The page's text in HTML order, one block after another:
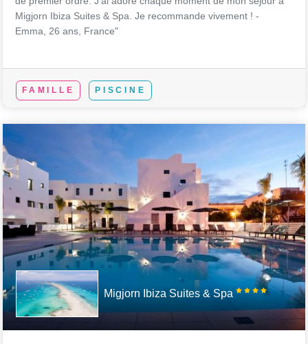
Migjorn Ibiza Suites & Spa. Je recommande vivement ! -
Emma, 26 ans, France"
FAMILLE PISCINE
Migjorn Ibiza Suites & Spa